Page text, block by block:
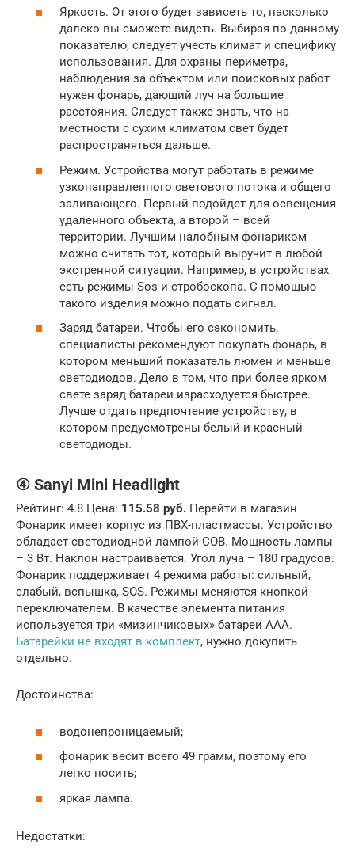
Яркость. От этого будет зависеть то, насколько
далеко вы сможете видеть. Выбирая по данному
показателю, следует учесть климат и специфику
использования. Для охраны периметра,
наблюдения за объектом или поисковых работ
нужен фонарь, дающий луч на большие
расстояния. Следует также знать, что на
местности с сухим климатом свет будет
распространяться дальше.
Режим. Устройства могут работать в режиме
узконаправленного светового потока и общего
заливающего. Первый подойдет для освещения
удаленного объекта, а второй – всей
территории. Лучшим налобным фонариком
можно считать тот, который выручит в любой
экстренной ситуации. Например, в устройствах
есть режимы Sos и стробоскопа. С помощью
такого изделия можно подать сигнал.
Заряд батареи. Чтобы его сэкономить,
специалисты рекомендуют покупать фонарь, в
котором меньший показатель люмен и меньше
светодиодов. Дело в том, что при более ярком
свете заряд батареи израсходуется быстрее.
Лучше отдать предпочтение устройству, в
котором предусмотрены белый и красный
светодиоды.
④ Sanyi Mini Headlight
Рейтинг: 4.8 Цена: 115.58 руб. Перейти в магазин
Фонарик имеет корпус из ПВХ-пластмассы. Устройство
обладает светодиодной лампой COB. Мощность лампы
– 3 Вт. Наклон настраивается. Угол луча – 180 градусов.
Фонарик поддерживает 4 режима работы: сильный,
слабый, вспышка, SOS. Режимы меняются кнопкой-
переключателем. В качестве элемента питания
используется три «мизинчиковых» батареи AAA.
Батарейки не входят в комплект, нужно докупить
отдельно.
Достоинства:
водонепроницаемый;
фонарик весит всего 49 грамм, поэтому его
легко носить;
яркая лампа.
Недостатки: